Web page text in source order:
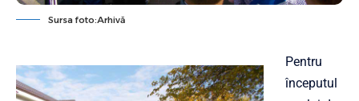
Sursa foto:Arhivă
Pentru
începutul